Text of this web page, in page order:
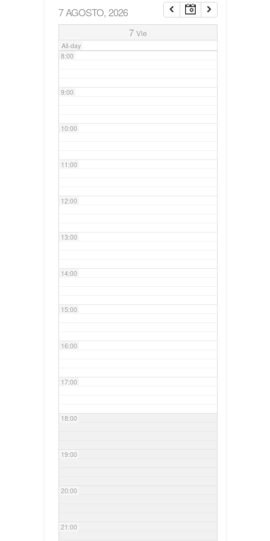
7 AGOSTO, 2026
7 Vie
All-day
7:00
8:00
9:00
10:00
11:00
12:00
13:00
14:00
15:00
16:00
17:00
18:00
19:00
20:00
21:00